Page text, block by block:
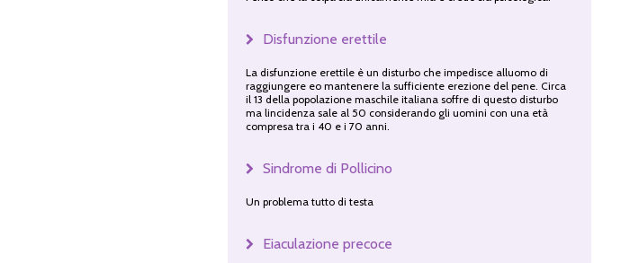
Disfunzione erettile
La disfunzione erettile è un disturbo che impedisce alluomo di
raggiungere eo mantenere la sufficiente erezione del pene. Circa
il 13 della popolazione maschile italiana soffre di questo disturbo
ma lincidenza sale al 50 considerando gli uomini con una età
compresa tra i 40 e i 70 anni.
Sindrome di Pollicino
Un problema tutto di testa
Eiaculazione precoce